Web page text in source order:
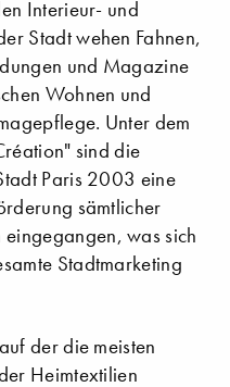
Interieur- und
Stadt wehen Fahnen,
und Magazine
Wohnen und
Unter dem
sind die
Paris 2003 eine
sämtlicher
was sich
Stadtmarketing
der die meisten
Heimtextilien